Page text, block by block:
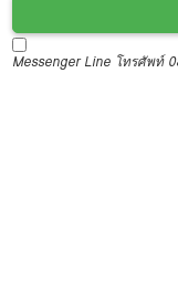
Messenger Line โทรศัพท์